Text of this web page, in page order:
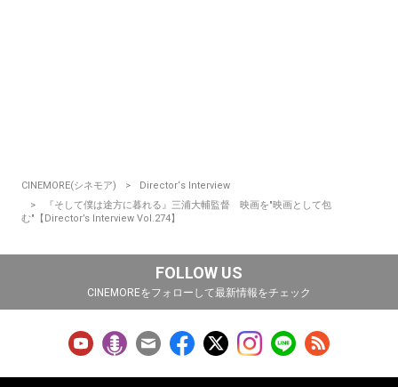
CINEMORE(シネモア)
Director‘s Interview
『そして僕は途方に暮れる』三浦大輔監督 映画を"映画として包
む"【Director’s Interview Vol.274】
FOLLOW US
CINEMOREをフォローして最新情報をチェック